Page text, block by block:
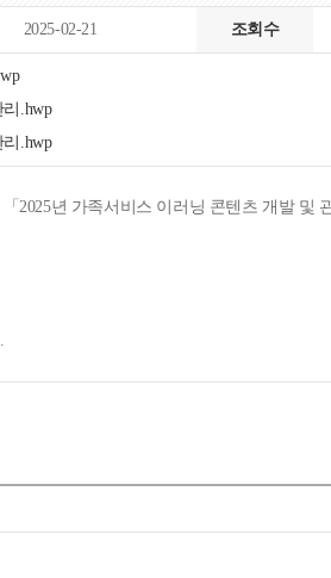
2025-02-21 조회수
.hwp
.hwp
2025년 가족서비스 이러닝 콘텐츠 개발 및